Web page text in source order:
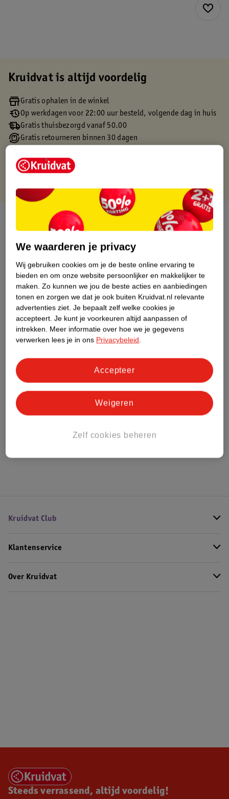
Kruidvat is altijd voordelig
Gratis ophalen in de winkel
Op werkdagen voor 22:00 uur besteld, volgende dag in huis
Gratis thuisbezorgd vanaf 50.00
Gratis retourneren binnen 30 dagen
Over dit product
Productinformatie
Etiketinformatie
Nature Impact Score
Dit product heeft (nog) geen Nature
Impact Score.
Meer informatie
Bestel & Bezorginformatie
Bekijk ook
Ella's Kitchen Alle 4 maanden +
Kruidvat Club
Klantenservice
Over Kruidvat
Steeds verrassend, altijd voordelig!
We waarderen je privacy
Wij gebruiken cookies om je de beste online ervaring te
bieden en om onze website persoonlijker en makkelijker te
maken. Zo kunnen we jou de beste acties en aanbiedingen
tonen en zorgen we dat je ook buiten Kruidvat.nl relevante
advertenties ziet. Je bepaalt zelf welke cookies je
accepteert. Je kunt je voorkeuren altijd aanpassen of
intrekken. Meer informatie over hoe we je gegevens
verwerken lees je in ons Privacybeleid.
Zelf cookies beheren
Weigeren
Accepteer